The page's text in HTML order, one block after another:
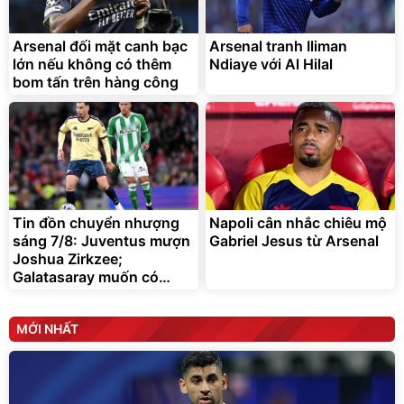
tráng nhôm 03 lớp
392.000đ
325.000đ
Đã bán nhiều
Force C14 gấp gọn bỏ cốp
tiện lợi
9.900.000đ
7.092.000đ
Đang xem nhiều
Arsenal đối mặt canh bạc
lớn nếu không có thêm
bom tấn trên hàng công
Arsenal tranh Iliman
Ndiaye với Al Hilal
Tin đồn chuyển nhượng
sáng 7/8: Juventus mượn
Joshua Zirkzee;
Galatasaray muốn có
Napoli cân nhắc chiêu mộ
Gabriel Jesus từ Arsenal
MỚI NHẤT